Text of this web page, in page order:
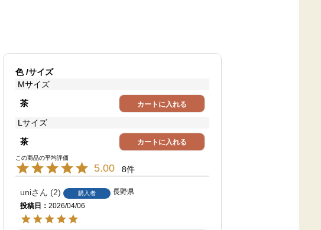
色 サイズ
Mサイズ
茶 カートに入れる
Lサイズ
茶 カートに入れる
5.00 8
uni 2 購入者
長野県
投稿日
2026/04/06